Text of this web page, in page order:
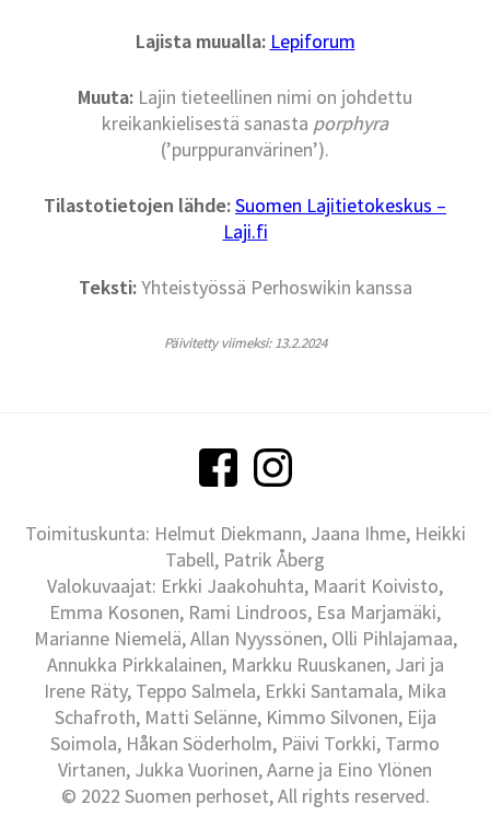
Lajista muualla: Lepiforum
Muuta: Lajin tieteellinen nimi on johdettu
kreikankielisestä sanasta porphyra
(’purppuranvärinen’).
Tilastotietojen lähde:Suomen Lajitietokeskus –
Laji.fi
Teksti:Yhteistyössä Perhoswikin kanssa
Päivitetty viimeksi: 13.2.2024
Toimituskunta: Helmut Diekmann, Jaana Ihme, Heikki
Tabell, Patrik Åberg
Valokuvaajat: Erkki Jaakohuhta, Maarit Koivisto,
Emma Kosonen, Rami Lindroos, Esa Marjamäki,
Marianne Niemelä, Allan Nyyssönen, Olli Pihlajamaa,
Annukka Pirkkalainen, Markku Ruuskanen, Jari ja
Irene Räty, Teppo Salmela, Erkki Santamala, Mika
Schafroth, Matti Selänne, Kimmo Silvonen, Eija
Soimola, Håkan Söderholm, Päivi Torkki, Tarmo
Virtanen, Jukka Vuorinen, Aarne ja Eino Ylönen
© 2022 Suomen perhoset, All rights reserved.